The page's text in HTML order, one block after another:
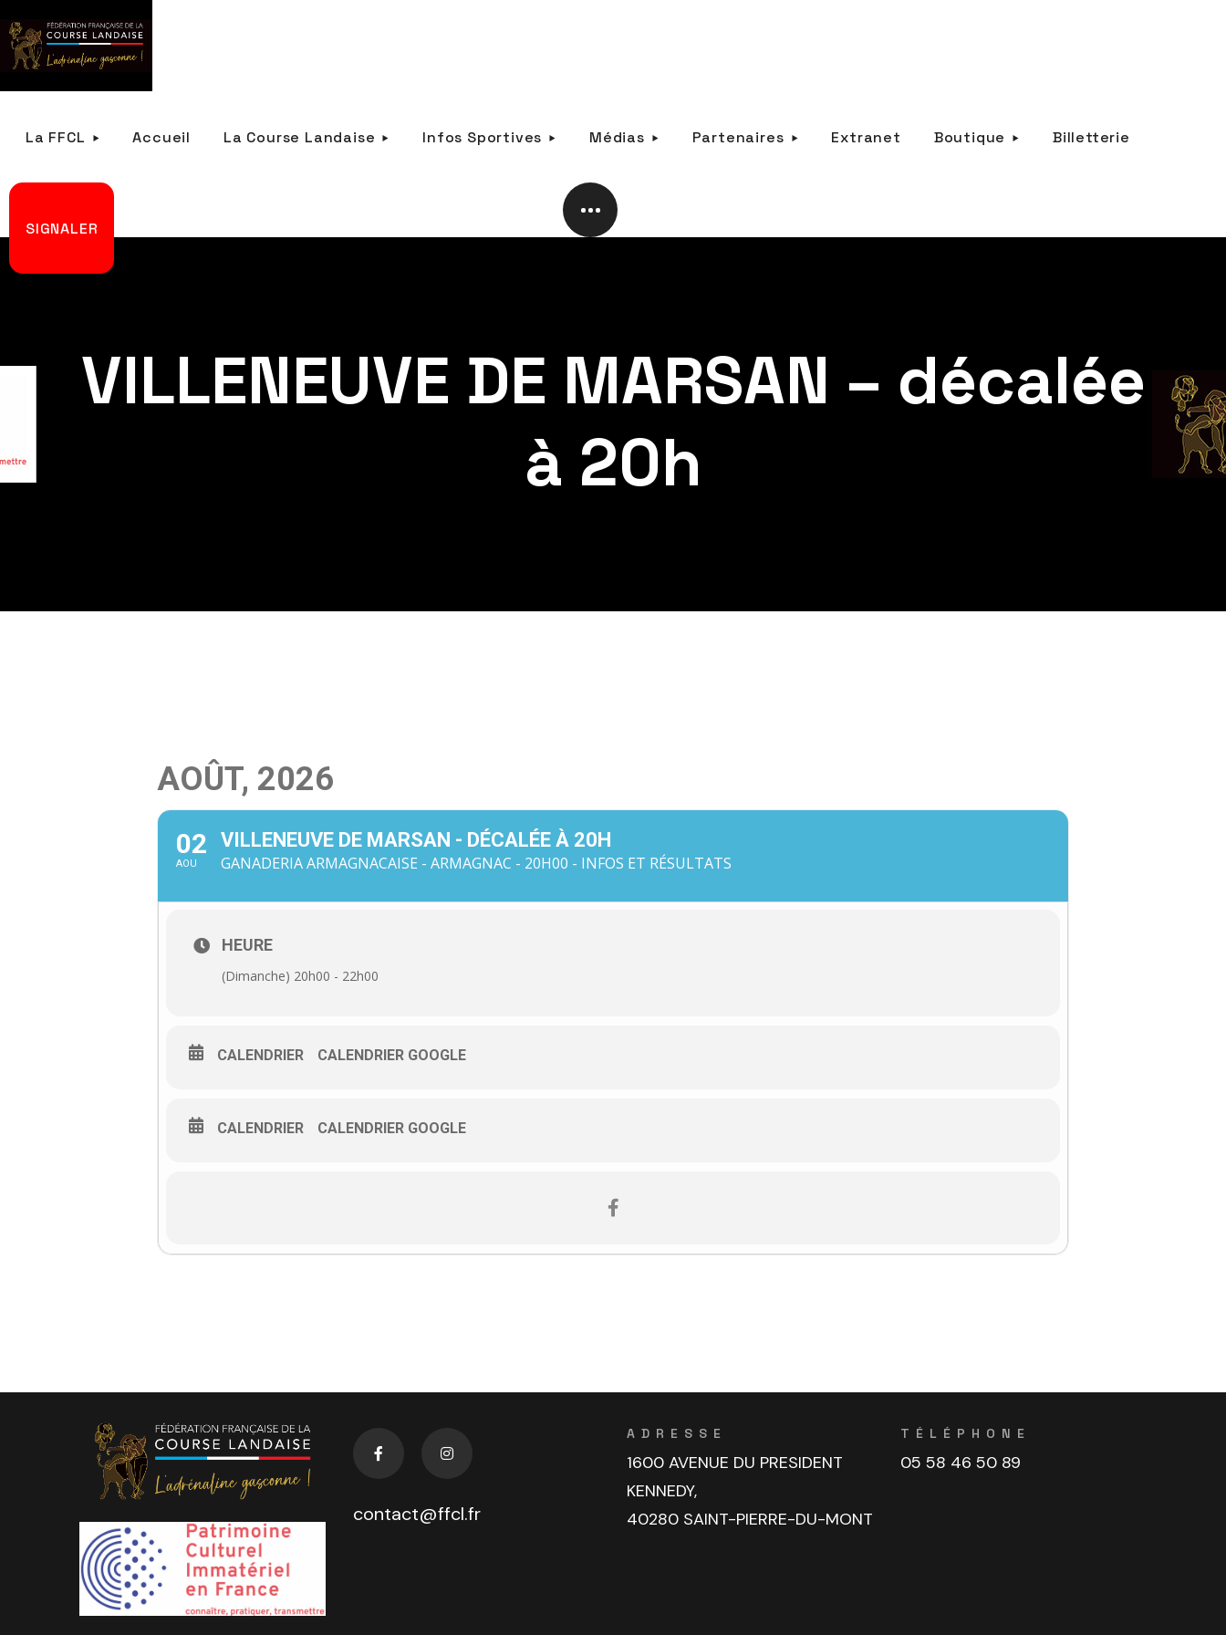
La FFCL Accueil La Course Landaise Infos Sportives Médias Partenaires Extranet Boutique Billetterie
SIGNALER
VILLENEUVE DE MARSAN – décalée
à 20h
AOÛT, 2026
02
AOU
VILLENEUVE DE MARSAN - DÉCALÉE À 20H
GANADERIA ARMAGNACAISE - ARMAGNAC - 20H00 - INFOS ET RÉSULTATS
HEURE
(Dimanche) 20h00 - 22h00
CALENDRIER CALENDRIER GOOGLE
CALENDRIER CALENDRIER GOOGLE
contact@ffcl.fr
ADRESSE
1600 AVENUE DU PRESIDENT
KENNEDY,
40280 SAINT-PIERRE-DU-MONT
TÉLÉPHONE
05 58 46 50 89